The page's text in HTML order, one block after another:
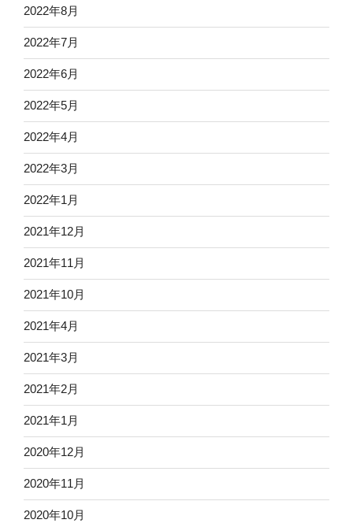
2022年8月
2022年7月
2022年6月
2022年5月
2022年4月
2022年3月
2022年1月
2021年12月
2021年11月
2021年10月
2021年4月
2021年3月
2021年2月
2021年1月
2020年12月
2020年11月
2020年10月